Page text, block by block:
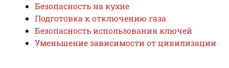
Безопасность на кухне
Подготовка к отключению газа
Безопасность использования ключей
Уменьшение зависимости от цивилизации